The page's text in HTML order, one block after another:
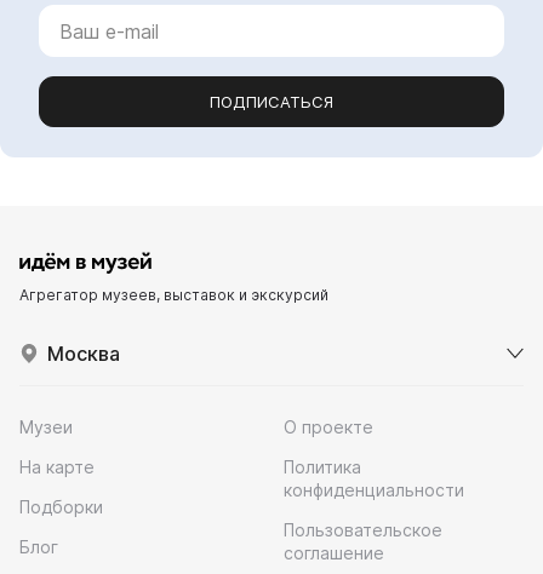
ПОДПИСАТЬСЯ
Агрегатор музеев, выставок и экскурсий
Москва
Музеи
На карте
Подборки
Блог
О проекте
Политика
конфиденциальности
Пользовательское
соглашение